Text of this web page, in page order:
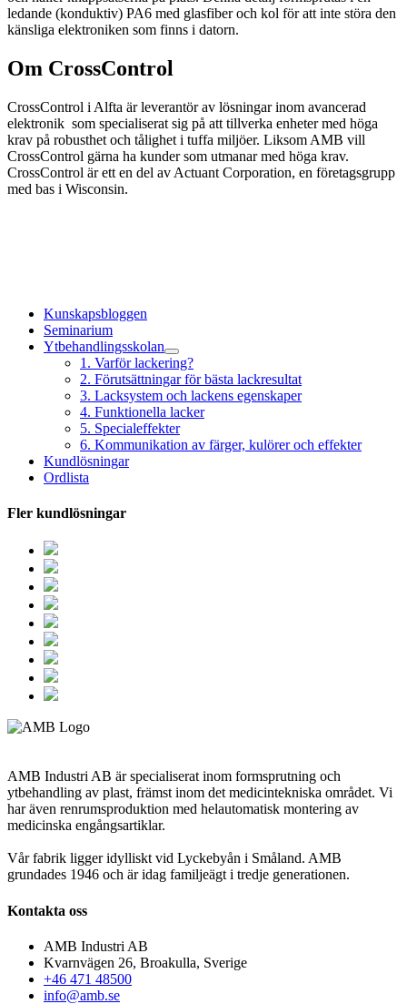
ledande (konduktiv) PA6 med glasfiber och kol för att inte störa den
känsliga elektroniken som finns i datorn.
Om CrossControl
CrossControl i Alfta är leverantör av lösningar inom avancerad
elektronik som specialiserat sig på att tillverka enheter med höga
krav på robusthet och tålighet i tuffa miljöer. Liksom AMB vill
CrossControl gärna ha kunder som utmanar med höga krav.
CrossControl är ett en del av Actuant Corporation, en företagsgrupp
med bas i Wisconsin.
Kunskapsbloggen
Seminarium
Ytbehandlingsskolan
1. Varför lackering?
2. Förutsättningar för bästa lackresultat
3. Lacksystem och lackens egenskaper
4. Funktionella lacker
5. Specialeffekter
6. Kommunikation av färger, kulörer och effekter
Kundlösningar
Ordlista
Fler kundlösningar
AMB Industri AB är specialiserat inom formsprutning och
ytbehandling av plast, främst inom det medicintekniska området. Vi
har även renrumsproduktion med helautomatisk montering av
medicinska engångsartiklar.
Vår fabrik ligger idylliskt vid Lyckebyån i Småland. AMB
grundades 1946 och är idag familjeägt i tredje generationen.
Kontakta oss
AMB Industri AB
Kvarnvägen 26, Broakulla, Sverige
+46 471 48500
info@amb.se